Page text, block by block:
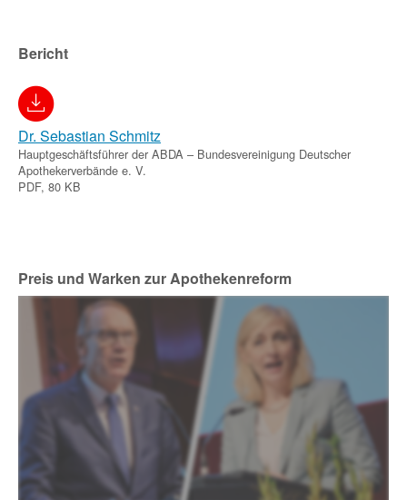
Bericht
Dr. Sebastian Schmitz
Hauptgeschäftsführer der ABDA – Bundesvereinigung Deutscher
Apothekerverbände e. V.
PDF, 80 KB
Preis und Warken zur Apothekenreform